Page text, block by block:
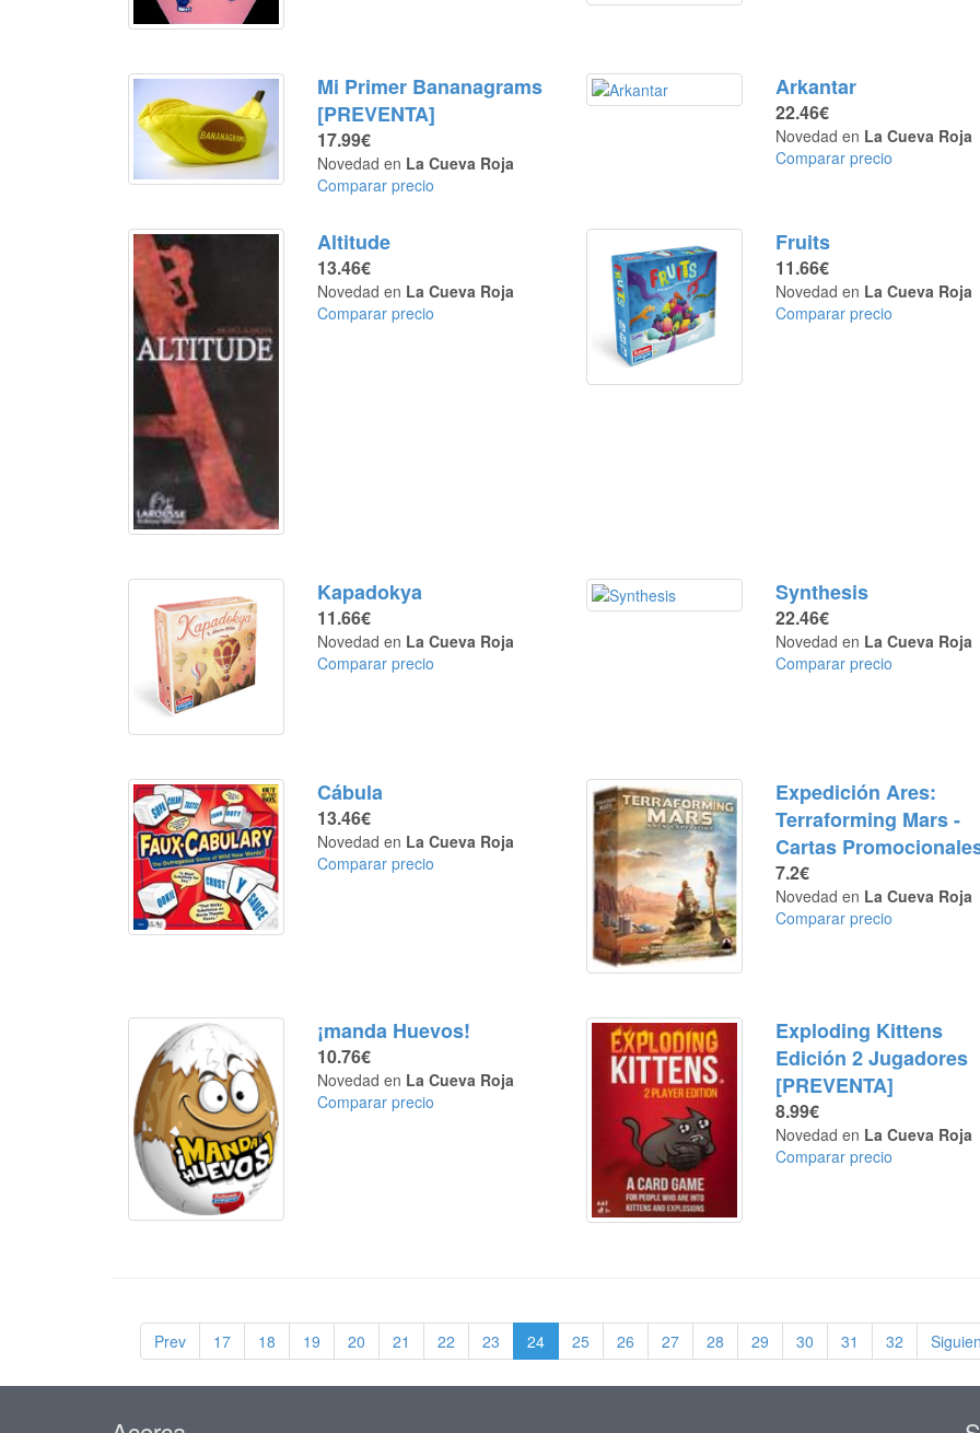
Mi Primer Bananagrams
[PREVENTA]
17.99€
Novedad en La Cueva Roja
Comparar precio
Arkantar
22.46€
Novedad en La Cueva Roja
Comparar precio
Altitude
13.46€
Novedad en La Cueva Roja
Comparar precio
Fruits
11.66€
Novedad en La Cueva Roja
Comparar precio
Kapadokya
11.66€
Novedad en La Cueva Roja
Comparar precio
Synthesis
22.46€
Novedad en La Cueva Roja
Comparar precio
Cábula
13.46€
Novedad en La Cueva Roja
Comparar precio
Expedición Ares:
Terraforming Mars -
Cartas
7.2€
Novedad en La Cueva Roja
Comparar precio
¡manda Huevos!
10.76€
Novedad en La Cueva Roja
Comparar precio
Exploding Kittens
Edición 2 Jugadores
[PREVENTA]
8.99€
Novedad en La Cueva Roja
Comparar precio
Prev 17 18 19 20 21 22 23 24 25 26 27 28 29 30 31 32